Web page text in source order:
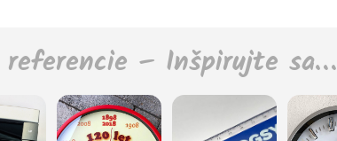
referencie – Inšpirujte sa…